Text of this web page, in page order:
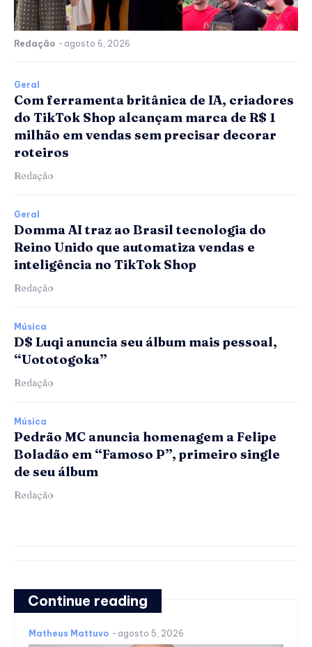
Redação - agosto 6, 2026
Geral
Com ferramenta britânica de IA, criadores
do TikTok Shop alcançam marca de R$ 1
milhão em vendas sem precisar decorar
roteiros
Redação
Geral
Domma AI traz ao Brasil tecnologia do
Reino Unido que automatiza vendas e
inteligência no TikTok Shop
Redação
Música
D$ Luqi anuncia seu álbum mais pessoal,
“Uototogoka”
Redação
Música
Pedrão MC anuncia homenagem a Felipe
Boladão em “Famoso P”, primeiro single
de seu álbum
Redação
Continue reading
Matheus Mattuvo - agosto 5, 2026